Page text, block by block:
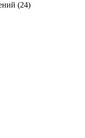
(24)